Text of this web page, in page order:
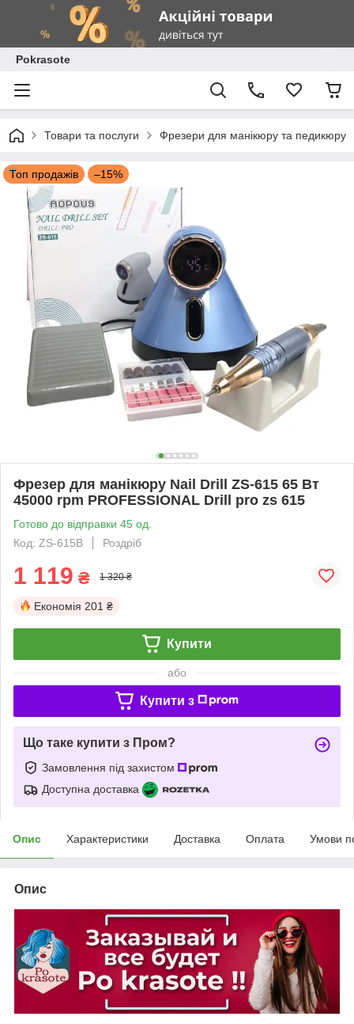
Pokrasote
Товари та послуги Фрезери для манікюру та педикюру
Топ продажів –15%
Фрезер для манікюру Nail Drill ZS-615 65 Вт
45000 rpm PROFESSIONAL Drill pro zs 615
Готово до відправки 45 од.
Код: ZS-615B
Роздріб
1 119 ₴ 1 320 ₴
Економія 201 ₴
Купити
або
Купити з
Що таке купити з Пром?
Замовлення під захистом
Доступна доставка
Опис Характеристики Доставка Оплата Умови
Опис